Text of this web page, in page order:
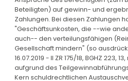
Beteiligten) auf gewinn- und
Zahlungen. Bei diesen Zahlungen
"Geschäftsunkosten, die --wie
auch-- den verteilungsfähigen
Gesellschaft mindern" (so
16.07.2019 - II ZR 175/18, BGHZ 223,
aufgrund des
Kern schuldrechtlichen